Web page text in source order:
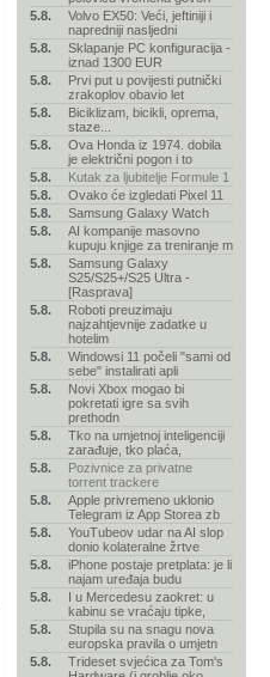
5.8.
Volvo EX50: Veći, jeftiniji i
napredniji nasljedni
5.8.
Sklapanje PC konfiguracija -
iznad 1300 EUR
5.8.
Prvi put u povijesti putnički
zrakoplov obavio let
5.8.
Biciklizam, bicikli, oprema,
staze...
5.8.
Ova Honda iz 1974. dobila
je električni pogon i to
5.8.
Kutak za ljubitelje Formule 1
5.8.
Ovako će izgledati Pixel 11
5.8.
Samsung Galaxy Watch
5.8.
AI kompanije masovno
kupuju knjige za treniranje m
5.8.
Samsung Galaxy
S25/S25+/S25 Ultra -
[Rasprava]
5.8.
Roboti preuzimaju
najzahtjevnije zadatke u
hotelim
5.8.
Windowsi 11 počeli "sami od
sebe" instalirati apli
5.8.
Novi Xbox mogao bi
pokretati igre sa svih
prethodn
5.8.
Tko na umjetnoj inteligenciji
zarađuje, tko plaća,
5.8.
Pozivnice za privatne
torrent trackere
5.8.
Apple privremeno uklonio
Telegram iz App Storea zb
5.8.
YouTubeov udar na AI slop
donio kolateralne žrtve
5.8.
iPhone postaje pretplata: je li
najam uređaja budu
5.8.
I u Mercedesu zaokret: u
kabinu se vraćaju tipke,
5.8.
Stupila su na snagu nova
europska pravila o umjetn
5.8.
Trideset svjećica za Tom's